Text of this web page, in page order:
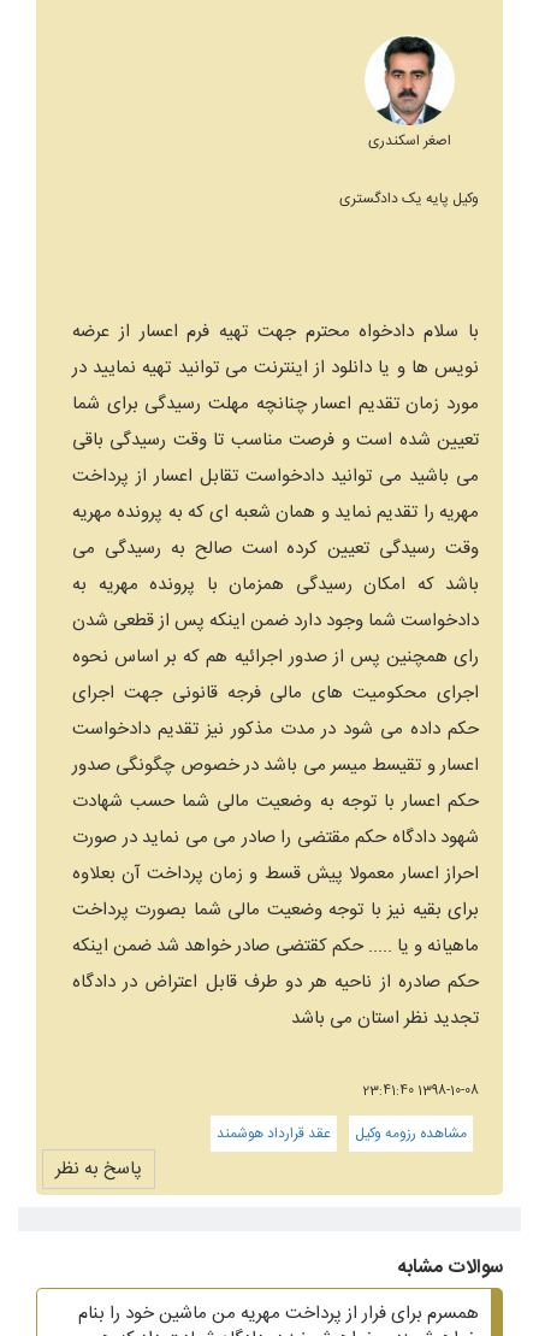
اصغر اسکندری
وکیل پایه یک دادگستری
با سلام دادخواه محترم جهت تهیه فرم اعسار از عرضه
نویس ها و یا دانلود از اینترنت می توانید تهیه نمایید در
مورد زمان تقدیم اعسار چنانچه مهلت رسیدگی برای شما
تعیین شده است و فرصت مناسب تا وقت رسیدگی باقی
می باشید می توانید دادخواست تقابل اعسار از پرداخت
مهریه را تقدیم نماید و همان شعبه ای که به پرونده مهریه
وقت رسیدگی تعیین کرده است صالح به رسیدگی می
باشد که امکان رسیدگی همزمان با پرونده مهریه به
دادخواست شما وجود دارد ضمن اینکه پس از قطعی شدن
رای همچنین پس از صدور اجرائیه هم که بر اساس نحوه
اجرای محکومیت های مالی فرجه قانونی جهت اجرای
حکم داده می شود در مدت مذکور نیز تقدیم دادخواست
اعسار و تقیسط میسر می باشد در خصوص چگونگی صدور
حکم اعسار با توجه به وضعیت مالی شما حسب شهادت
شهود دادگاه حکم مقتضی را صادر می می نماید در صورت
احراز اعسار معمولا پیش قسط و زمان پرداخت آن بعلاوه
برای بقیه نیز با توجه وضعیت مالی شما بصورت پرداخت
ماهیانه و یا ..... حکم کقتضی صادر خواهد شد ضمن اینکه
حکم صادره از ناحیه هر دو طرف قابل اعتراض در دادگاه
تجدید نظر استان می باشد
1398-10-08 23:41:40
مشاهده رزومه وکیل عقد قرارداد هوشمند
پاسخ به نظر
سوالات مشابه
همسرم برای فرار از پرداخت مهریه من ماشین خود را بنام